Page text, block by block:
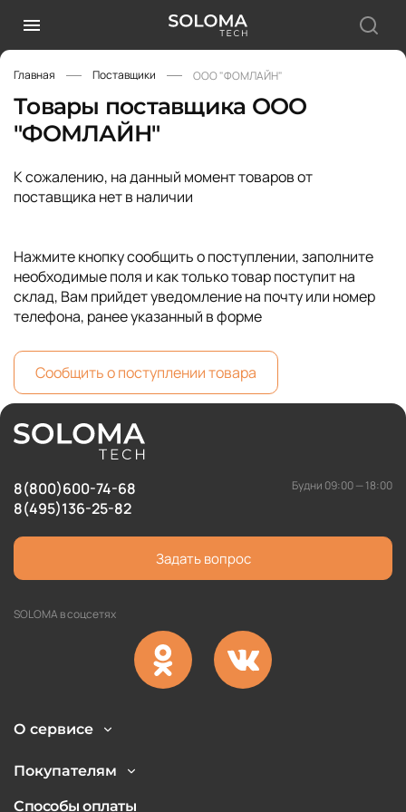
Главная Поставщики ООО "ФОМЛАЙН"
Товары поставщика ООО
"ФОМЛАЙН"
К сожалению, на данный момент товаров от
поставщика нет в наличии
Нажмите кнопку сообщить о поступлении, заполните
необходимые поля и как только товар поступит на
склад, Вам прийдет уведомление на почту или номер
телефона, ранее указанный в форме
Сообщить о поступлении товара
8(800)600-74-68
8(495)136-25-82
Будни 09:00 — 18:00
Задать вопрос
SOLOMA в соцсетях
О сервисе
Покупателям
Способы оплаты